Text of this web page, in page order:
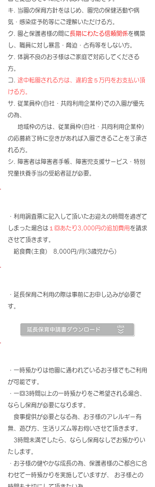
キ. 当園の保育方針をはじめ、園児の保健活動や病
気・感染症予防等にご理解いただける方。
ク. 園と保護者様の間に長期にわたる信頼関係を構築
し、職員に対し暴言・脅迫・占有等をしない方。
ケ. 体調不良のお子様はご家庭で対応してくださる
方。
コ. 途中転園される方は、違約金５万円をお支払い頂
ける方。
サ. 従業員枠(自社・共同利用企業枠)での入園が優先
の為、
地域枠の方は、従業員枠(自社・共同利用企業枠)
の応募終了時に空きがあれば入園できることを了承さ
れる方。
シ
障害者は障害者手帳、障害児支援サービス・特別
児童扶養手当の受給者証が必要。
・利用調査票に記入して頂いたお迎えの時間を過ぎて
しまった場合は １回あたり3,000円の追加費用を請求
させて頂きます。
​ 給食費(主食) 8,000円/月(3歳児から)
・延長保育ご利用の際は事前にお申し込みが必要で
す。
・一時預かりは他園に通われているお子様でもご利用
が可能です。
・一回3時間以上の一時預かりをご希望される場合、
ならし保育が必要になります。
食事提供が必要となる為、お子様のアレルギー有
無、遊び方、生活リズム等お伺いさせて頂きます。
3時間未満でしたら、ならし保育なしでお預かりい
たします。
・お子様の健やかな成長の為、保護者様のご都合に合
わせて一時預かりを実施していますが、 お子様との